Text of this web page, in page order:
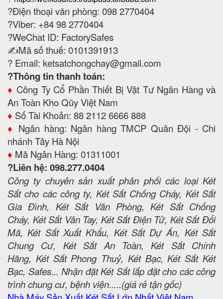
?Điện thoại văn phòng: 098 2770404
?Viber: +84 98 2770404
?WeChat ID: FactorySafes
✍️Mã số thuế: 0101391913
? Email: ketsatchongchay@gmail.com
?Thông tin thanh toán:
♦️ Công Ty Cổ Phần Thiết Bị Vật Tư Ngân Hàng và
An Toàn Kho Qũy Việt Nam
♦️ Số Tài Khoản: 88 2112 6666 888
♦️ Ngân hàng: Ngân hàng TMCP Quân Đội - Chi
nhánh Tây Hà Nội
♦️ Mã Ngân Hàng: 01311001
?Liên hệ: 098.277.0404
Công ty chuyên sản xuất phân phối các loại Két
Sắt cho các công ty, Két Sắt Chống Cháy, Két Sắt
Gia Đình, Két Sắt Văn Phòng, Két Sắt Chống
Cháy, Két Sắt Vân Tay, Két Sắt Điện Tử, Két Sắt Đổi
Mã, Két Sắt Xuất Khẩu, Két Sắt Dự Án, Két Sắt
Chung Cư, Két Sắt An Toàn, Két Sắt Chính
Hãng, Két Sắt Phong Thuỷ, Két Bạc, Két Sắt Két
Bạc, Safes... Nhận đặt Két Sắt lắp đặt cho các công
trình chung cư, bệnh viện.....(giá rẻ tận gốc)